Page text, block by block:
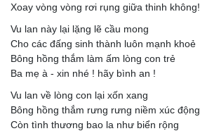
Xoay vòng vòng rơi rụng giữa thinh không!
Vu lan này lại lặng lẽ cầu mong
Cho các đấng sinh thành luôn mạnh khoẻ
Bông hồng thắm làm ấm lòng con trẻ
Ba mẹ à - xin nhé ! hãy bình an !
Vu lan về lòng con lại xốn xang
Bông hồng thắm rưng rưng niềm xúc động
Còn tình thương bao la như biển rộng